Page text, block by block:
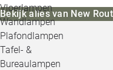
Vloerlampen
Wandlampen
Plafondlampen
Tafel- &
Bureaulampen
Bekijk alles van New